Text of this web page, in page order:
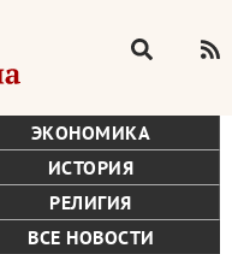
ЭКОНОМИКА
ИСТОРИЯ
РЕЛИГИЯ
ВСЕ НОВОСТИ